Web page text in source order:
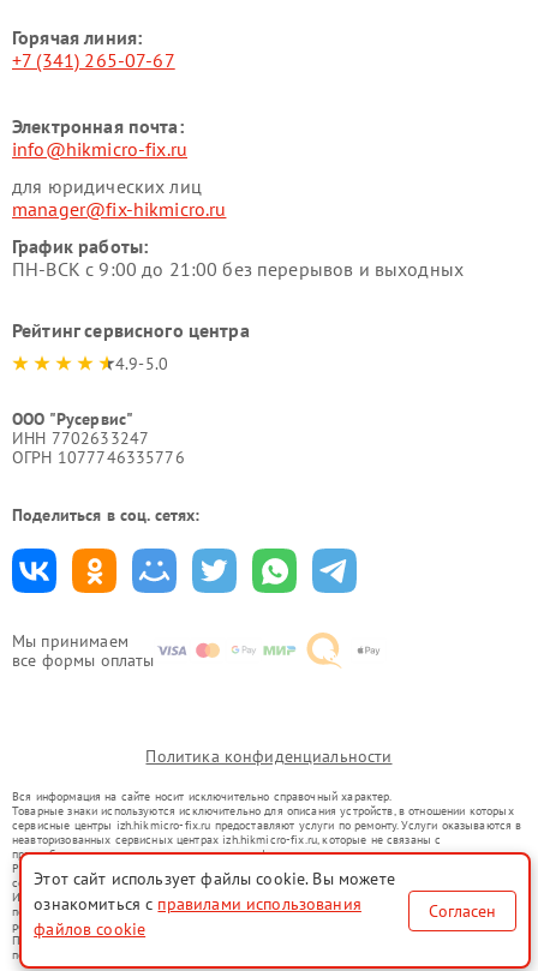
Мы принимаем
все формы оплаты
Горячая линия:
+7 (341) 265-07-67
Электронная почта:
info@hikmicro-fix.ru
для юридических лиц
manager@fix-hikmicro.ru
График работы:
ПН-ВСК с 9:00 до 21:00 без перерывов и выходных
Рейтинг сервисного центра
4.9-5.0
ООО "Русервис"
ИНН 7702633247
ОГРН 1077746335776
Поделиться в соц. сетях:
Политика конфиденциальности
Вся информация на сайте носит исключительно справочный характер.
Товарные знаки используются исключительно для описания устройств, в отношении которых
сервисные центры izh.hikmicro-fix.ru предоставляют услуги по ремонту. Услуги оказываются в
неавторизованных сервисных центрах izh.hikmicro-fix.ru, которые не связаны с
правообладателями товарных знаков или их официальными представителями.
Ремонт осуществляется для устройств, уже введенных в гражданский оборот в соответствии
со статьей 1487 ГК РФ.
Использование товарных знаков не преследует цели индивидуализации услуг или введения
потребителей в заблуждение, а служит для информирования о предоставляемых услугах по
ремонту техники указанных брендов.
Представленная на сайте информация не является публичной офертой, определяемой
положениями Статьи 437(2) Гражданского кодекса РФ
Этот сайт использует файлы cookie. Вы можете
ознакомиться с правилами использования
файлов cookie
Согласен